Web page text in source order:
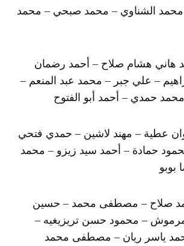
الشناوي​ – محمد صبحي – محمد
هاني هشام صلاح – أحمد رضمان
– علي جبر – محمد عبد المنعم –
حمدي – أحمد أبو الفتوح
عطية – مهند لاشين – حمدي فتحي
حمادة – ​أحمد سيد زيزو​ – محمد
صلاح​ – ​مصطفى محمد​ – حسين
– محمود حسن تريزيغيه –
ياسر ريان – مصطفى محمد